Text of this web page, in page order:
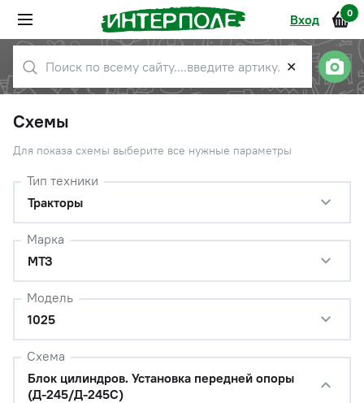
Вход 0
✕
Схемы
Для показа схемы выберите все нужные параметры
Тип техники
Тракторы
Марка
МТЗ
Модель
1025
Схема
Блок цилиндров. Установка передней опоры
(Д-245/Д-245С)